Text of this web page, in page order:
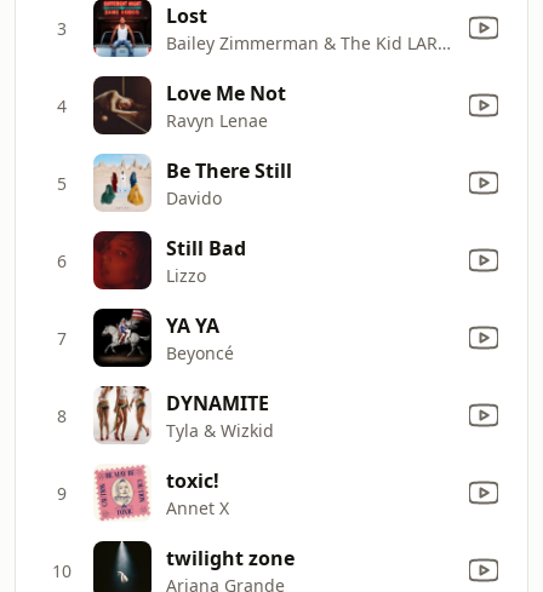
3 Lost
Bailey Zimmerman & The Kid LAROI
4 Love Me Not
Ravyn Lenae
5 Be There Still
Davido
6 Still Bad
Lizzo
7 YA YA
Beyoncé
8 DYNAMITE
Tyla & Wizkid
9 toxic!
Annet X
10 twilight zone
Ariana Grande